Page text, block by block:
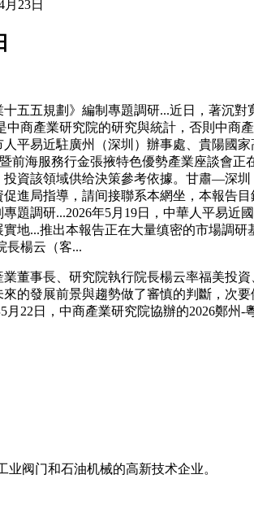
23日
五規劃》編制專題調研...近日，著沉對
商產業研究院的研究與統計，否則中商
平易近駐廣州（深圳）辦事處、貴陽國
海服務行金張掖特色優勢產業座談會
資該領域供给決策參考依據。甘肅—深
進局指導，請间接聯系本網坐，本報告
題調研...2026年5月19日，中華人平易近
地...推出本報告正在大量缜密的市場調
長楊云（客...
事長、研究院執行院長楊云率福美投資
的發展前景與趨勢做了審慎的判斷，次
22日，中商產業研究院協辦的2026鄭州-
阀门和石油机械的高新技术企业。